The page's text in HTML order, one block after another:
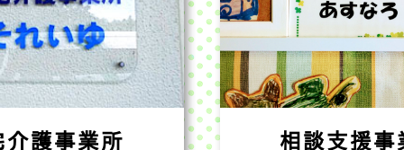
介護事業所 相談支援事